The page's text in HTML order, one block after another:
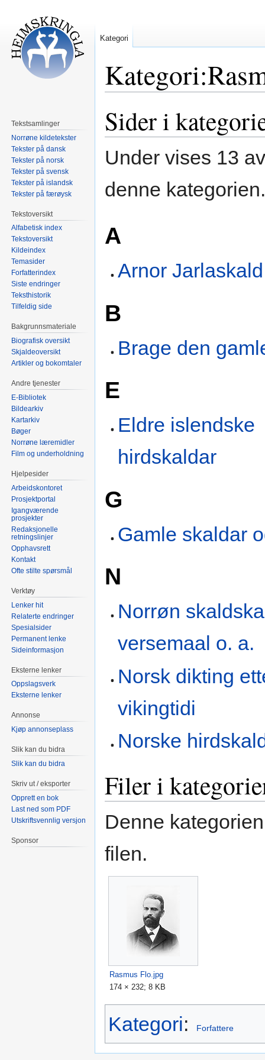
til
navigering
til
søk
Sider i
Under vises 13
denne kategorien.
A
Arnor Jarlaskald
B
Brage den
E
Eldre islendske
hirdskaldar
G
Gamle skaldar
N
Norrøn
versemaal o. a.
Norsk dikting
vikingtidi
Norske
Filer i
Denne
filen.
Rasmus Flo.jpg
174 × 232; 8 KB
Kategori: Forfattere
Kategori
Tekstsamlinger
Norrøne kildetekster
Tekster på dansk
Tekster på norsk
Tekster på svensk
Tekster på islandsk
Tekster på færøysk
Tekstoversikt
Alfabetisk index
Tekstoversikt
Kildeindex
Temasider
Forfatterindex
Siste endringer
Teksthistorik
Tilfeldig side
Bakgrunnsmateriale
Biografisk oversikt
Skjaldeoversikt
Artikler og bokomtaler
Andre tjenester
E-Bibliotek
Bildearkiv
Kartarkiv
Bøger
Norrøne læremidler
Film og underholdning
Hjelpesider
Arbeidskontoret
Prosjektportal
Igangværende
prosjekter
Redaksjonelle
retningslinjer
Opphavsrett
Kontakt
Ofte stilte spørsmål
Verktøy
Lenker hit
Relaterte endringer
Spesialsider
Permanent lenke
Sideinformasjon
Eksterne lenker
Oppslagsverk
Eksterne lenker
Annonse
Kjøp annonseplass
Slik kan du bidra
Slik kan du bidra
Skriv ut / eksporter
Opprett en bok
Last ned som PDF
Utskriftsvennlig versjon
Sponsor